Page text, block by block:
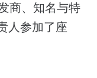
商、知名与特
人参加了座